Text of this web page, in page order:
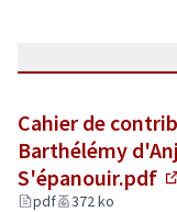
Cahier de
Barthélémy
S'épanouir.pdf
pdf 372 ko